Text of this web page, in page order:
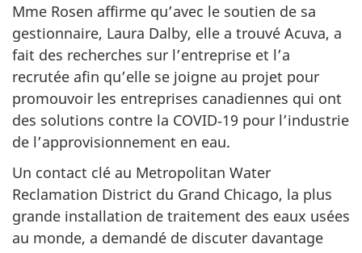
Mme Rosen affirme qu’avec le soutien de sa
gestionnaire, Laura Dalby, elle a trouvé Acuva, a
fait des recherches sur l’entreprise et l’a
recrutée afin qu’elle se joigne au projet pour
promouvoir les entreprises canadiennes qui ont
des solutions contre la COVID‑19 pour l’industrie
de l’approvisionnement en eau.
Un contact clé au Metropolitan Water
Reclamation District du Grand Chicago, la plus
grande installation de traitement des eaux usées
au monde, a demandé de discuter davantage